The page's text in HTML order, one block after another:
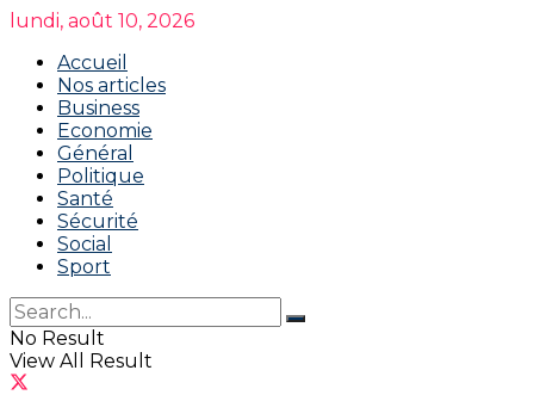
lundi, août 10, 2026
Accueil
Nos articles
Business
Economie
Général
Politique
Santé
Sécurité
Social
Sport
No Result
View All Result